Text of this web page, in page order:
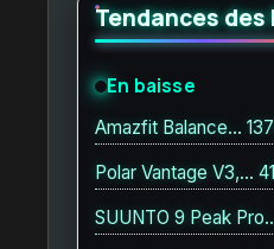
Tendances des
En baisse
Amazfit Balance…
Polar Vantage V3,…
SUUNTO 9 Peak